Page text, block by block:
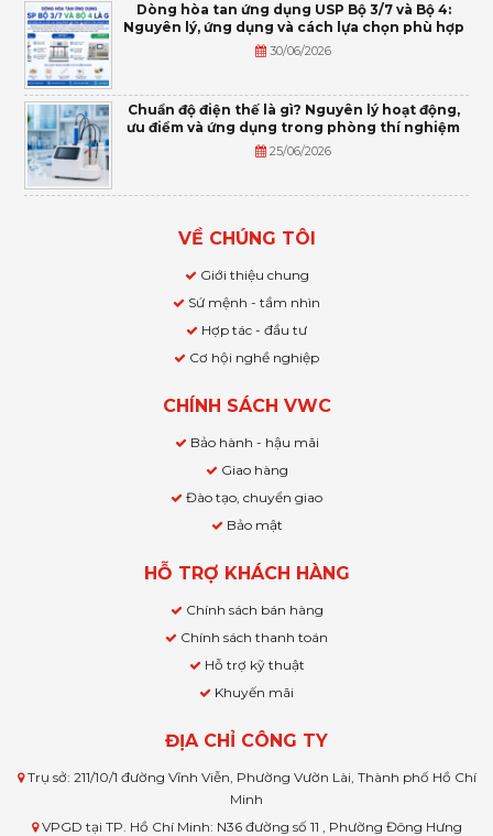
Dòng hòa tan ứng dụng USP Bộ 3/7 và Bộ 4:
Nguyên lý, ứng dụng và cách lựa chọn phù hợp
30/06/2026
Chuẩn độ điện thế là gì? Nguyên lý hoạt động,
ưu điểm và ứng dụng trong phòng thí nghiệm
25/06/2026
VỀ CHÚNG TÔI
Giới thiệu chung
Sứ mệnh - tầm nhìn
Hợp tác - đầu tư
Cơ hội nghề nghiệp
CHÍNH SÁCH VWC
Bảo hành - hậu mãi
Giao hàng
Đào tạo, chuyển giao
Bảo mật
HỖ TRỢ KHÁCH HÀNG
Chính sách bán hàng
Chính sách thanh toán
Hỗ trợ kỹ thuật
Khuyến mãi
ĐỊA CHỈ CÔNG TY
Trụ sở: 211/10/1 đường Vĩnh Viễn, Phường Vườn Lài, Thành phố Hồ Chí
Minh
VPGD tại TP. Hồ Chí Minh: N36 đường số 11 , Phường Đông Hưng